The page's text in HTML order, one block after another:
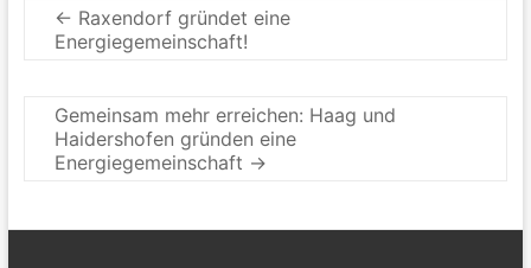
← Raxendorf gründet eine
Energiegemeinschaft!
Gemeinsam mehr erreichen: Haag und
Haidershofen gründen eine
Energiegemeinschaft →